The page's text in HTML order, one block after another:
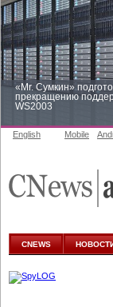
«Mr. Сумкин»
прекращению
WS2003
аналитике
English Mobile
CNEWS